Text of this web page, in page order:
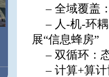
– 全域覆盖
– 人-机-环
展“信息蜂房”
– 双循环：
– 计算+算